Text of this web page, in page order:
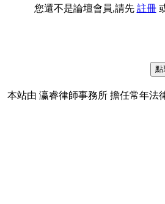
您還不是論壇會員,請先 註冊
本站由 瀛睿律師事務所 擔任常年法